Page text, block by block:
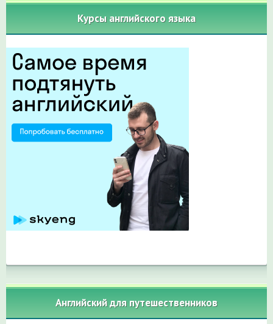
Курсы английского языка
Английский для путешественников